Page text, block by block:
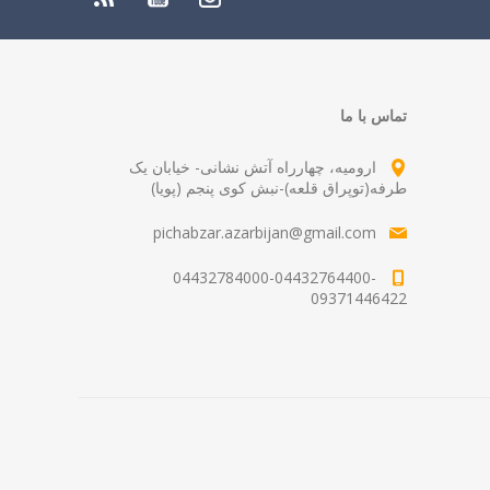
تماس با ما
ارومیه، چهارراه آتش نشانی- خیابان یک
طرفه(توپراق قلعه)-نبش کوی پنجم (پویا)
pichabzar.azarbijan@gmail.com
04432784000-04432764400-
09371446422